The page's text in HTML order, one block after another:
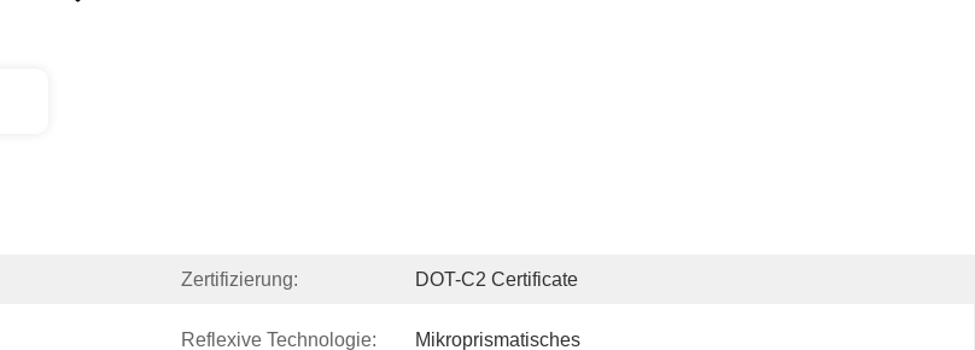
Zertifizierung: DOT-C2 Certificate
Reflexive Technologie: Mikroprismatisches